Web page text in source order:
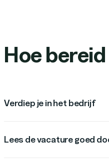
Hoe
Verdiep je in het bedrijf
Lees de vacature goed